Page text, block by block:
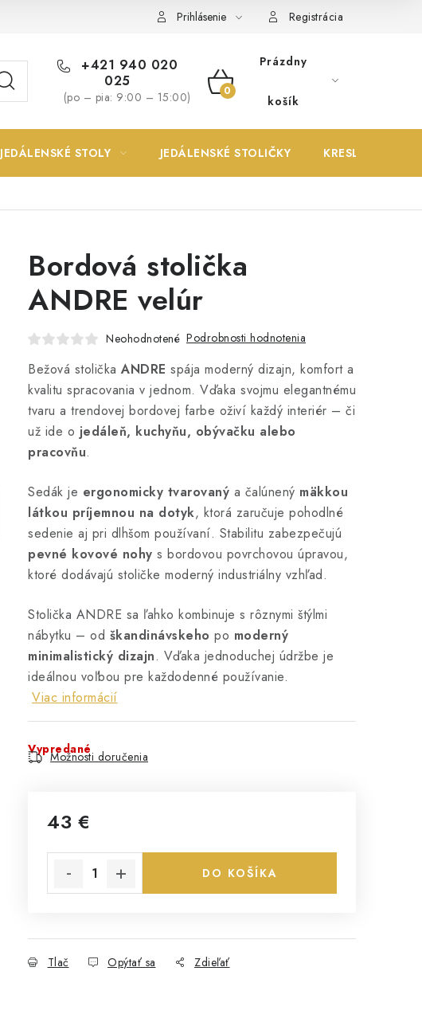
Prihlásenie Registrácia
+421 940 020
025
(po – pia: 9:00 – 15:00)
NÁKUPNÝ
Prázdny
košík
JEDÁLENSKÉ STOLY JEDÁLENSKÉ STOLIČKY KRESLÁ
Bordová stolička
ANDRE velúr
Neohodnotené Podrobnosti hodnotenia
Bežová stolička ANDRE spája moderný dizajn, komfort a
kvalitu spracovania v jednom. Vďaka svojmu elegantnému
tvaru a trendovej bordovej farbe oživí každý interiér – či
už ide o jedáleň, kuchyňu, obývačku alebo
pracovňu.
Sedák je ergonomicky tvarovaný a čalúnený mäkkou
látkou príjemnou na dotyk, ktorá zaručuje pohodlné
sedenie aj pri dlhšom používaní. Stabilitu zabezpečujú
pevné kovové nohy s bordovou povrchovou úpravou,
ktoré dodávajú stoličke moderný industriálny vzhľad.
Stolička ANDRE sa ľahko kombinuje s rôznymi štýlmi
nábytku – od škandinávskeho po moderný
minimalistický dizajn. Vďaka jednoduchej údržbe je
ideálnou voľbou pre každodenné používanie.
Viac informácií
Vypredané
Možnosti doručenia
43 €
DO KOŠÍKA
Tlač Opýtať sa Zdieľať